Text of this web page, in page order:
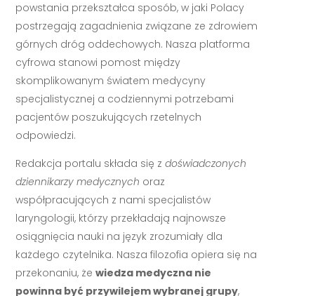
powstania przekształca sposób, w jaki Polacy
postrzegają zagadnienia związane ze zdrowiem
górnych dróg oddechowych. Nasza platforma
cyfrowa stanowi pomost między
skomplikowanym światem medycyny
specjalistycznej a codziennymi potrzebami
pacjentów poszukujących rzetelnych
odpowiedzi.
Redakcja portalu składa się z doświadczonych
dziennikarzy medycznych oraz
współpracujących z nami specjalistów
laryngologii, którzy przekładają najnowsze
osiągnięcia nauki na język zrozumiały dla
każdego czytelnika. Nasza filozofia opiera się na
przekonaniu, że wiedza medyczna nie
powinna być przywilejem wybranej grupy,